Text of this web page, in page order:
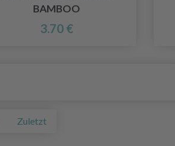
BAMBOO
3.70 €
Zuletzt